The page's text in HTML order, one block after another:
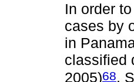
In order
cases by
in
classified
2005)68.